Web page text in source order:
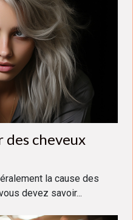
des cheveux
la cause des
devez savoir...